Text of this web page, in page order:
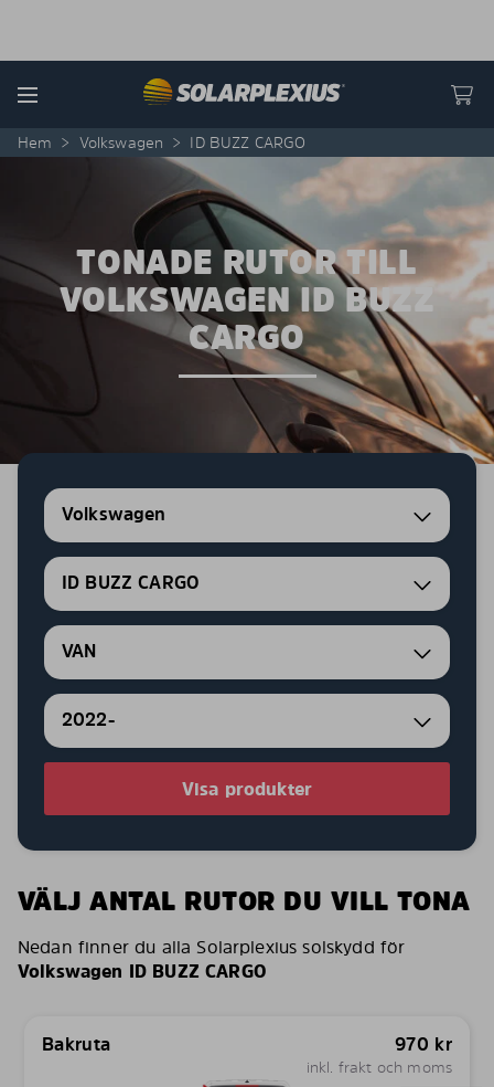
Menu
Hem > Volkswagen > ID BUZZ CARGO
TONADE RUTOR TILL
VOLKSWAGEN ID BUZZ
CARGO
Volkswagen
ID BUZZ CARGO
VAN
2022-
Visa produkter
VÄLJ ANTAL RUTOR DU VILL TONA
Nedan finner du alla Solarplexius solskydd för
Volkswagen ID BUZZ CARGO
Bakruta 970 kr
inkl. frakt och moms